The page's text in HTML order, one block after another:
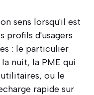
sens lorsqu'il est
profils d'usagers
: le particulier
nuit, la PME qui
ou le
rapide sur